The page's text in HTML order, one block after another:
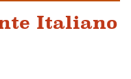
Italiano